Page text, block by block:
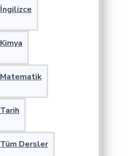
İngilizce
Kimya
Matematik
Tarih
Tüm Dersler